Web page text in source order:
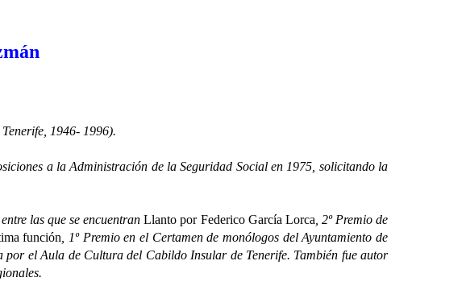
1946- 1996).
a la Administración de la Seguridad Social en 1975, solicitando la
las que se encuentranLlanto por Federico García Lorca , 2º Premio de
función , 1º Premio en el Certamen de monólogos del Ayuntamiento de
por el Aula de Cultura del Cabildo Insular de Tenerife. También fue autor